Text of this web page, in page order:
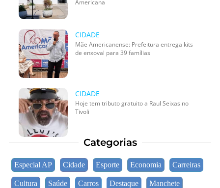
Americana
CIDADE
Mãe Americanense: Prefeitura entrega kits
de enxoval para 39 famílias
CIDADE
Hoje tem tributo gratuito a Raul Seixas no
Tivoli
Categorias
Especial AP Cidade Esporte Economia Carreiras
Cultura Saúde Carros Destaque Manchete